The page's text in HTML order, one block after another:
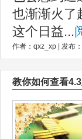
也渐渐火了
这个日益...
作者：qxz_xp | 发布
教你如何查看